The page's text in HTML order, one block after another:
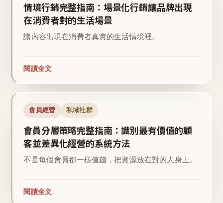
情境行銷完整指南：場景化行銷讓品牌出現
在消費者對的生活場景
讓內容出現在消費者真實的生活情境裡。
閱讀全文
會員經營 私域社群
會員分層策略完整指南：識別最有價值的顧
客並差異化經營的系統方法
不是每個會員都一樣值錢，把資源放在對的人身上。
閱讀全文